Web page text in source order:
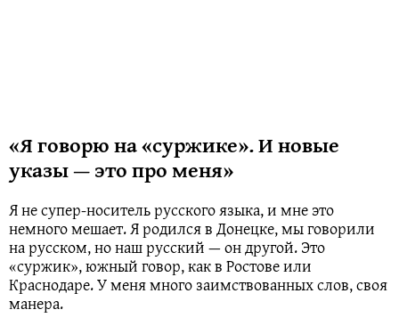
«Я говорю на «суржике». И новые
указы — это про меня»
Я не супер-носитель русского языка, и мне это
немного мешает. Я родился в Донецке, мы говорили
на русском, но наш русский — он другой. Это
«суржик», южный говор, как в Ростове или
Краснодаре. У меня много заимствованных слов, своя
манера.